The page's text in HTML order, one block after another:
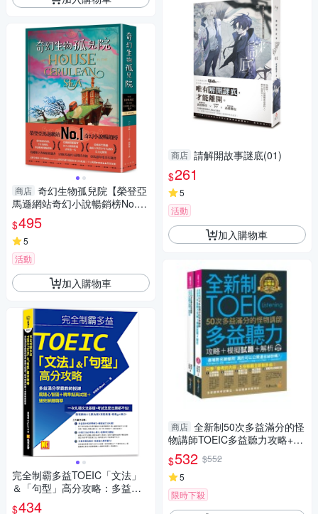
商店 奇幻生物孤兒院【榮登亞
馬遜網站奇幻小說暢銷榜No.
1！入圍全球最大書評網站Go
$495
5
活動
加入購物車
完全制霸多益TOEIC「文法」
＆「句型」高分攻略：多益滿
分學霸教師授課 魔速心智圖＋
$434
商店 請解開故事謎底(01)
$261
5
活動
加入購物車
商店 全新制50次多益滿分的怪
物講師TOEIC多益聽力攻略+模
擬試題+解析(2書+1C
$532 $552
5
限時下殺